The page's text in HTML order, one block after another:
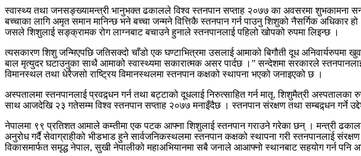
स्वास्थ्य तथा जनसङ्ख्यामन्त्री भानुभक्त ढकालले विश्व स्तनपान सप्ताह २०७७ का अवसरमा शुभकामना
बच्चाका लागि अमृत समान मानिन्छ भने बच्चा जन्मने वित्तिकै स्तनपान गर्न पाउनु शिशुको नैसर्गिक
जसले शिशुलाई सङ्क्रामक रोग लाग्नबाट बचाउने हुनाले स्तनपानलाई पहिलो खोपको रुपमा लिइन्छ ।
त्यसकारण शिशु जन्मिएपछि जतिसक्दो चाँडो एक घण्टाभित्रमा उसलाई आमाको बिगौती दूध अनिवार्यरुपमा
बाल मृत्युदर घटाउनुका साथै आमाको स्वास्थ्यमा सकारात्मक असर पार्दछ ।” सन्देशमा सरकारले
विमानस्थल तथा धेरैजसो राष्ट्रिय विमानस्थलमा स्तनपान कक्षको स्थापना भएको जनाइएको छ ।
अस्पतालमा स्तनपानलाई प्रवद्र्धन गर्न तथा बट्टाको दूधलाई निरुत्साहित गर्न मातृ, शिशुमैत्री
साथ आजदेखि २३ गतेसम्म विश्व स्तनपान सप्ताह २०७७ मनाइँदैछ । स्तनपान संरक्षण तथा सम्बद्र्धन गर्ने
नेपालमा ९९ प्रतिशत आमाले कम्तीमा एक पटक आफ्ना शिशुलाई स्तनपान गराउने गरेका छन् । मन्त्री
अनुरोध गर्दै सेवाग्राहीको भीडभाड हुने सार्वजनिकस्थलमा स्तनपान कक्षको स्थापना गरी स्तनपानलाई
विकासमार्फत समृद्ध नेपाल, सुखी नेपालीको महाअभियानमा सबै जनाले आआफ्नो स्थानबाट सहयोग गर्न पनि